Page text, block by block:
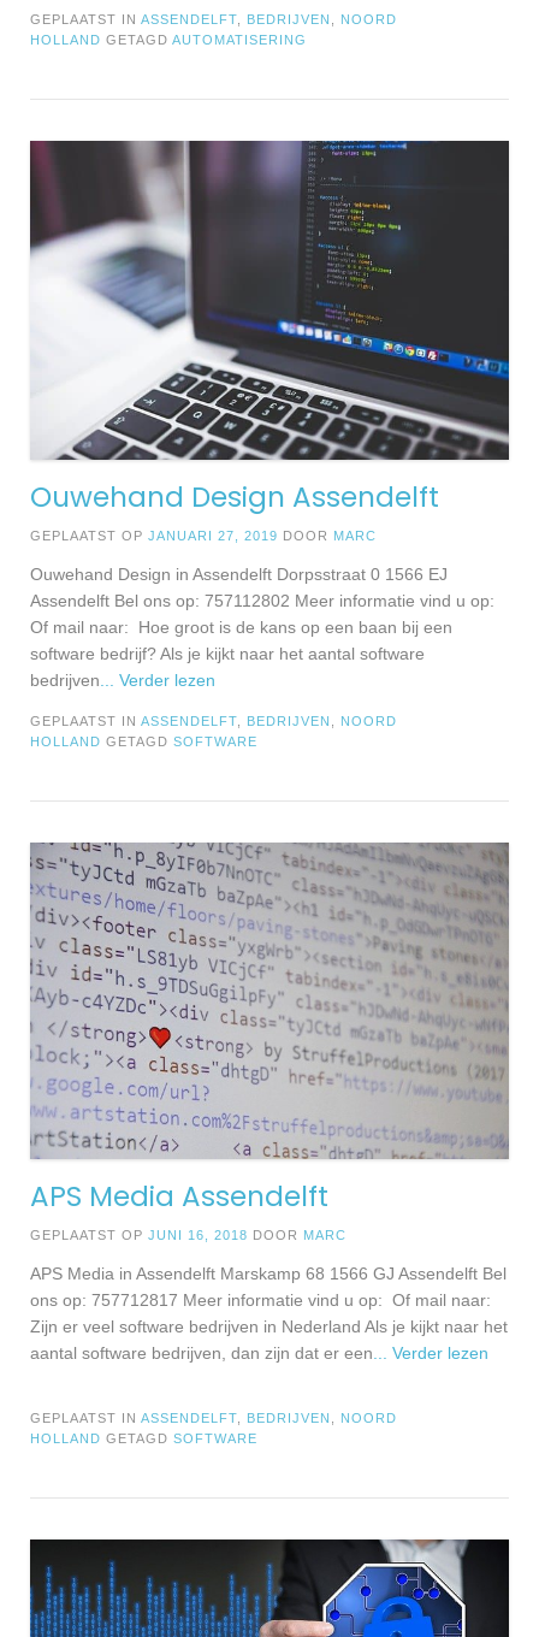
GEPLAATST IN ASSENDELFT BEDRIJVEN
NOORD
HOLLAND GETAGD AUTOMATISERING
Ouwehand Design Assendelft
GEPLAATST OP JANUARI 27, 2019 DOOR MARC
Ouwehand Design in Assendelft Dorpsstraat 0 1566 EJ
Assendelft Bel ons op: 757112802 Meer informatie vind u op:
Of mail naar: Hoe groot is de kans op een baan bij een
software bedrijf? Als je kijkt naar het aantal software
bedrijven ... Verder lezen
GEPLAATST IN ASSENDELFT BEDRIJVEN
NOORD
HOLLAND GETAGD SOFTWARE
APS Media Assendelft
GEPLAATST OP JUNI 16, 2018 DOOR MARC
APS Media in Assendelft Marskamp 68 1566 GJ Assendelft Bel
ons op: 757712817 Meer informatie vind u op: Of mail naar:
Zijn er veel software bedrijven in Nederland Als je kijkt naar het
aantal software bedrijven, dan zijn dat er een ... Verder lezen
GEPLAATST IN ASSENDELFT BEDRIJVEN
NOORD
HOLLAND GETAGD SOFTWARE